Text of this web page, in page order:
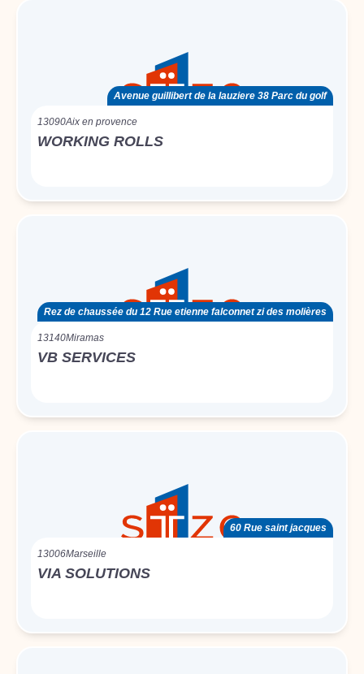
Avenue guillibert de la lauziere 38 Parc du golf
13090Aix en provence
WORKING ROLLS
Rez de chaussée du 12 Rue etienne falconnet zi des molières
13140Miramas
VB SERVICES
60 Rue saint jacques
13006Marseille
VIA SOLUTIONS